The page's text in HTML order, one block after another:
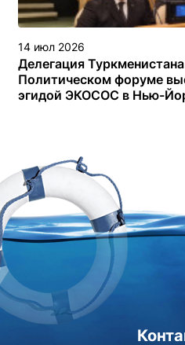
14 июл 2026
Делегация
Политическом форуме
эгидой ЭКОСОС в Нью-